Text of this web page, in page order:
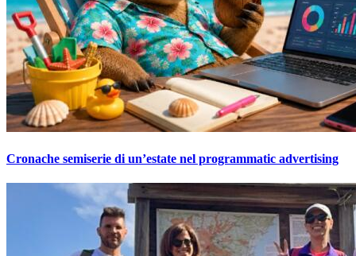
Cronache semiserie di un’estate nel programmatic advertising